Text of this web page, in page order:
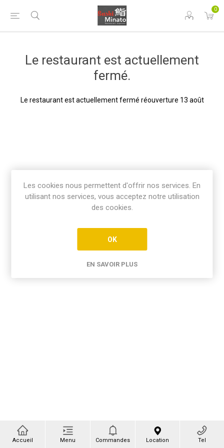
0
Le restaurant est actuellement
fermé.
Le restaurant est actuellement fermé réouverture 13 août
Accueil Menu Commandes Location Tel
Les cookies nous permettent d'offrir nos services. En
utilisant nos services, vous acceptez notre utilisation
des cookies.
OK
EN SAVOIR PLUS